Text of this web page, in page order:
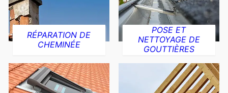
RÉPARATION DE
CHEMINÉE
POSE ET
NETTOYAGE DE
GOUTTIÈRES